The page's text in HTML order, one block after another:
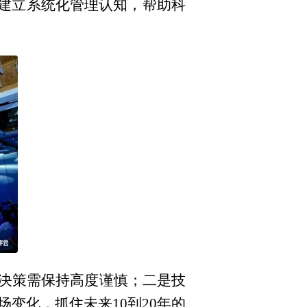
立系统化管理认知，帮助科
策需保持高度谨慎；二是技
变化，抓住未来10到20年的